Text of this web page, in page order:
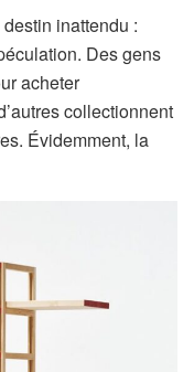
inattendu :
Des gens
acheter
collectionnent
Évidemment, la